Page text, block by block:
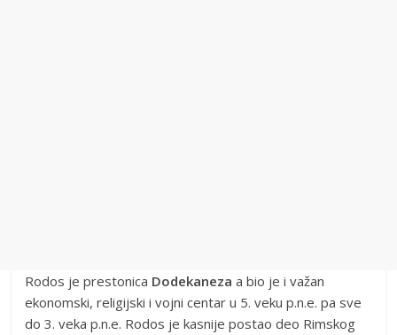
Rodos je prestonica Dodekaneza a bio je i važan
ekonomski, religijski i vojni centar u 5. veku p.n.e. pa sve
do 3. veka p.n.e. Rodos je kasnije postao deo Rimskog